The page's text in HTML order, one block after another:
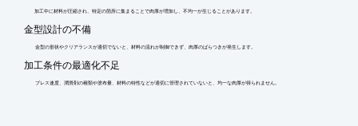
加工中に材料が圧縮され、特定の箇所に集まることで肉厚が増加し、不均一が生じることがあります。
金型設計の不備
金型の形状やクリアランスが適切でないと、材料の流れが制御できず、肉厚のばらつきが発生します。
加工条件の最適化不足
プレス速度、潤滑剤の種類や塗布量、材料の特性などが適切に管理されていないと、均一な肉厚が得られません。